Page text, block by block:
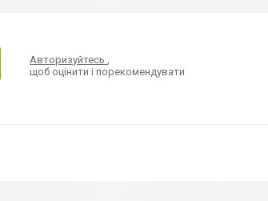
Авторизуйтесь
щоб оцінити і порекомендувати